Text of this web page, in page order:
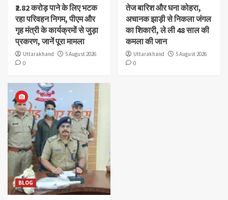
₹2.82 करोड़ पाने के लिए भटक
रहा परिवहन निगम, पीएम और
गृह मंत्री के कार्यक्रमों से जुड़ा
प्रकरण, जानें पूरा मामला
Uttarakhand
5 August 2026
0
तेज बारिश और घना कोहरा,
अचानक झाड़ी से निकला जंगल
का शिकारी, ले ली 48 साल की
कमला की जान
Uttarakhand
5 August 2026
0
BLOG